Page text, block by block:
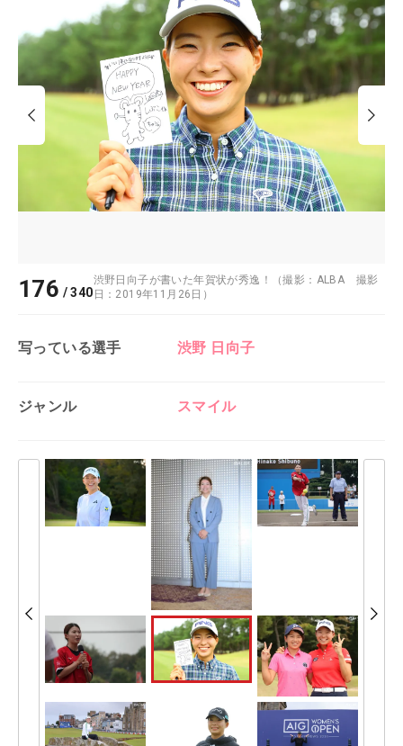
176 /340
渋野日向子が書いた年賀状が秀逸！（撮影：ALBA 撮影
日：2019年11月26日）
写っている選手 渋野 日向子
ジャンル スマイル